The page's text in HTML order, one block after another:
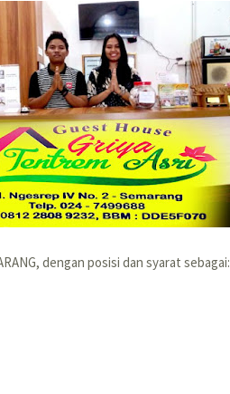
dengan posisi dan syarat sebagai: